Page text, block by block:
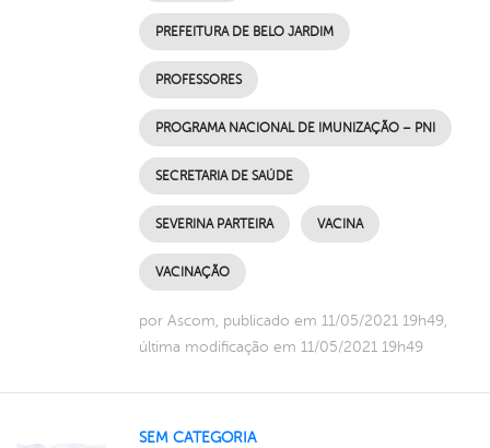
PREFEITURA DE BELO JARDIM
PROFESSORES
PROGRAMA NACIONAL DE IMUNIZAÇÃO – PNI
SECRETARIA DE SAÚDE
SEVERINA PARTEIRA VACINA
VACINAÇÃO
por Ascom, publicado em 11/05/2021 19h49,
última modificação em 11/05/2021 19h49
SEM CATEGORIA